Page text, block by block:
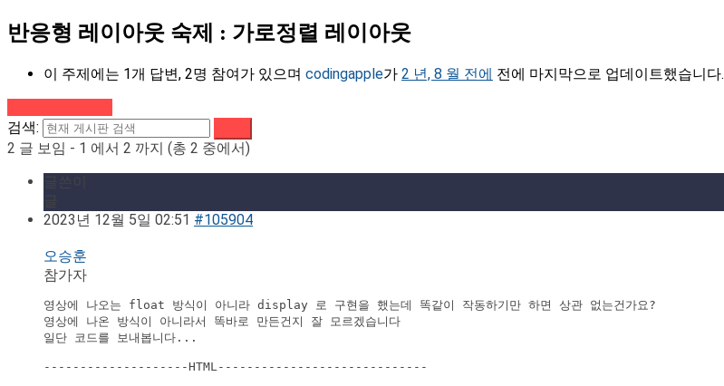
반응형 레이아웃 숙제 : 가로정렬 레이아웃
이 주제에는 1개 답변, 2명 참여가 있으며 codingapple가 2 년, 8 월 전에 전에 마지막으로 업데이트했습니다.
검색:
2 글 보임 - 1 에서 2 까지 (총 2 중에서)
2023년 12월 5일 02:51 #105904
오승훈
참가자
영상에 나오는 float 방식이 아니라 display 로 구현을 했는데 똑같이 작동하기만 하면 상관 없는건가요?
영상에 나온 방식이 아니라서 똑바로 만든건지 잘 모르겠습니다
일단 코드를 보내봅니다...
--------------------HTML-----------------------------